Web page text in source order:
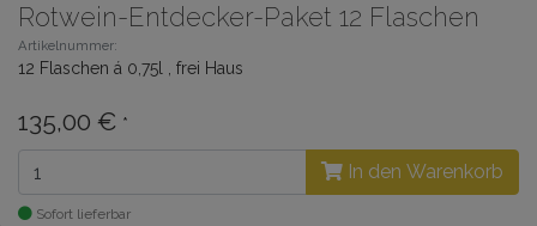
Rotwein-Entdecker-Paket 12 Flaschen
Artikelnummer:
12 Flaschen á 0,75l , frei Haus
135,00 € *
In den Warenkorb
Sofort lieferbar